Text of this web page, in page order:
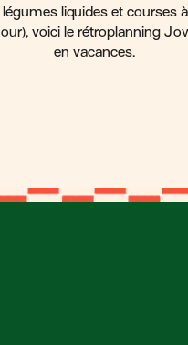
liquides et courses
voici le rétroplanning
en vacances.